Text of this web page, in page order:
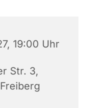
19:00 Uhr
Str. 3,